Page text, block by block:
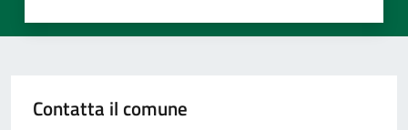
Contatta il comune